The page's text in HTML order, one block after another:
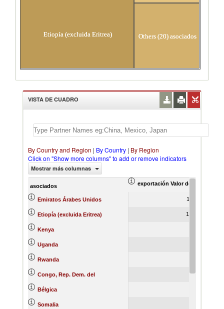
Etiopía (excluida Eritrea) Others (20) asociados
VISTA DE CUADRO
By Country and Region | By Country | By Region
Click on "Show more columns" to add or remove indicators
Mostrar más columnas
asociados exportación Valor del comercio
Emiratos Árabes Unidos 1,311.51
Etiopía (excluida Eritrea) 1,296.86
Kenya
Uganda
Rwanda
Congo, Rep. Dem. del 151.67
Bélgica
Somalia